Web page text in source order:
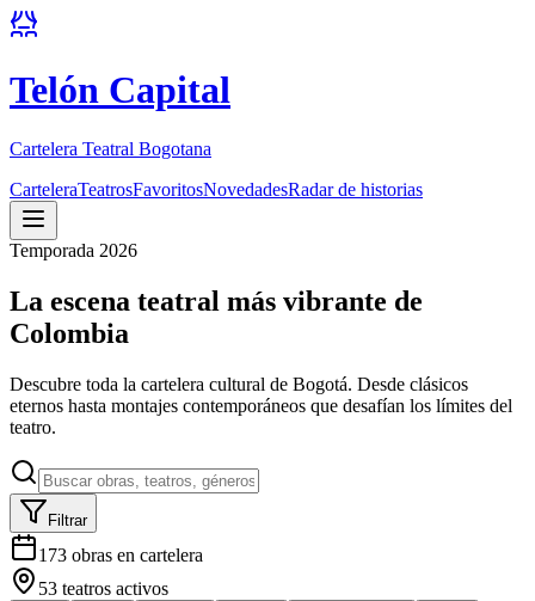
Telón Capital
Cartelera Teatral Bogotana
CarteleraTeatrosFavoritosNovedadesRadar de historias
Temporada 2026
La escena teatral más vibrante de
Colombia
Descubre toda la cartelera cultural de Bogotá. Desde clásicos
eternos hasta montajes contemporáneos que desafían los límites del
teatro.
Filtrar
173 obras en cartelera
53 teatros activos